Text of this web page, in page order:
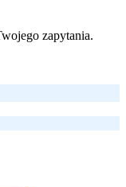
zapytania.